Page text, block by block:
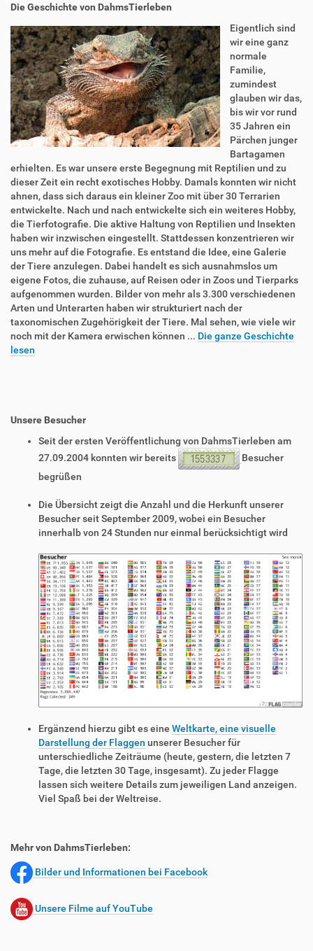
Die Geschichte von DahmsTierleben
Eigentlich sind
wir eine ganz
normale
Familie,
zumindest
glauben wir das,
bis wir vor rund
35 Jahren ein
Pärchen junger
Bartagamen
erhielten. Es war unsere erste Begegnung mit Reptilien und zu
dieser Zeit ein recht exotisches Hobby. Damals konnten wir nicht
ahnen, dass sich daraus ein kleiner Zoo mit über 30 Terrarien
entwickelte. Nach und nach entwickelte sich ein weiteres Hobby,
die Tierfotografie. Die aktive Haltung von Reptilien und Insekten
haben wir inzwischen eingestellt. Stattdessen konzentrieren wir
uns mehr auf die Fotografie. Es entstand die Idee, eine Galerie
der Tiere anzulegen. Dabei handelt es sich ausnahmslos um
eigene Fotos, die zuhause, auf Reisen oder in Zoos und Tierparks
aufgenommen wurden. Bilder von mehr als 3.300 verschiedenen
Arten und Unterarten haben wir strukturiert nach der
taxonomischen Zugehörigkeit der Tiere. Mal sehen, wie viele wir
noch mit der Kamera erwischen können ... Die ganze Geschichte
lesen
Unsere Besucher
Seit der ersten Veröffentlichung von DahmsTierleben am
27.09.2004 konnten wir bereits
Besucher
begrüßen
Die Übersicht zeigt die Anzahl und die Herkunft unserer
Besucher seit September 2009, wobei ein Besucher
innerhalb von 24 Stunden nur einmal berücksichtigt wird
Ergänzend hierzu gibt es eine Weltkarte, eine visuelle
Darstellung der Flaggen unserer Besucher für
unterschiedliche Zeiträume (heute, gestern, die letzten 7
Tage, die letzten 30 Tage, insgesamt). Zu jeder Flagge
lassen sich weitere Details zum jeweiligen Land anzeigen.
Viel Spaß bei der Weltreise.
Mehr von DahmsTierleben:
Bilder und Informationen bei Facebook
Unsere Filme auf YouTube